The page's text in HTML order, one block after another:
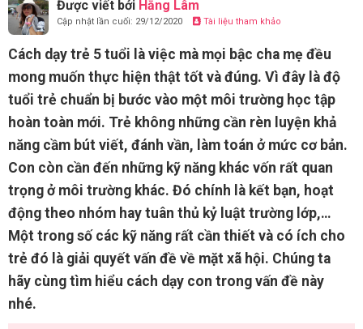
Được viết bởi Hằng Lâm
Cập nhật lần cuối: 29/12/2020 Tài liệu tham khảo
Cách dạy trẻ 5 tuổi là việc mà mọi bậc cha mẹ đều
mong muốn thực hiện thật tốt và đúng. Vì đây là độ
tuổi trẻ chuẩn bị bước vào một môi trường học tập
hoàn toàn mới. Trẻ không những cần rèn luyện khả
năng cầm bút viết, đánh vần, làm toán ở mức cơ bản.
Con còn cần đến những kỹ năng khác vốn rất quan
trọng ở môi trường khác. Đó chính là kết bạn, hoạt
động theo nhóm hay tuân thủ kỷ luật trường lớp,…
Một trong số các kỹ năng rất cần thiết và có ích cho
trẻ đó là giải quyết vấn đề về mặt xã hội. Chúng ta
hãy cùng tìm hiểu cách dạy con trong vấn đề này
nhé.